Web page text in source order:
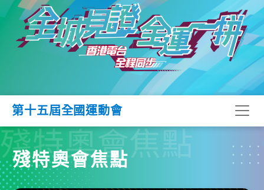
第十五屆全國運動會
殘特奧會焦點
殘特奧會焦點